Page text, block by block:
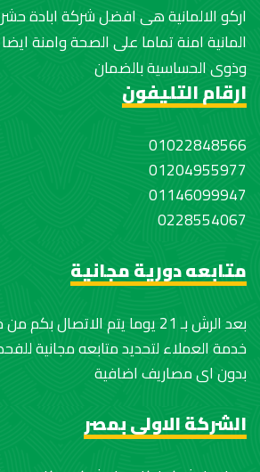
اركو الالمانية هى افضل شركة ابادة
المانية امنة تماما على الصحة وامنة
وذوى الحساسية بالضمان
ارقام التليفون
01022848566
01204955977
01146099947
0228554067
متابعه دورية مجانية
بعد الرش بـ 21 يوما يتم
خدمة العملاء لتحديد متابعه مجانية
بدون اى مصاريف اضافية
الشركة الاولى بمصر